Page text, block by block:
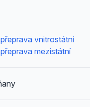
vnitrostátní
mezistátní